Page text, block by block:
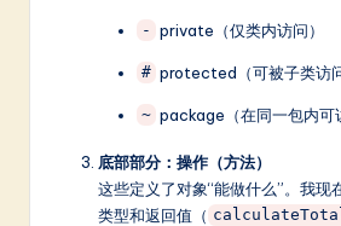
- private（仅类内访问）
# protected（可被子类访问
~ package（在同一包内可
底部部分：操作（方法）
这些定义了对象“能做什么”。我现
类型和返回值（